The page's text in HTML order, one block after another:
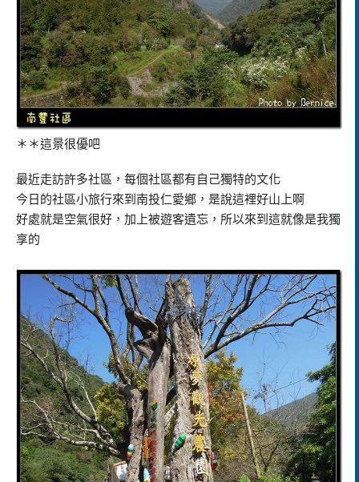
＊＊這景很優吧
最近走訪許多社區，每個社區都有自己獨特的文化
今日的社區小旅行來到南投仁愛鄉，是說這裡好山上啊
好處就是空氣很好，加上被遊客遺忘，所以來到這就像是我獨
享的